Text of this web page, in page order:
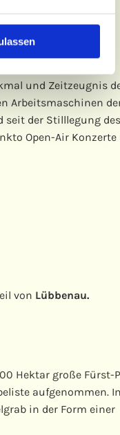
und Zeitzeugnis
Arbeitsmaschinen
der Stilllegung
Open-Air Konzerte
von Lübbenau.
Hektar große Fürst-
aufgenommen.
in der Form einer